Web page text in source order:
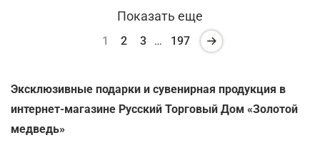
Показать еще
1 2 3 … 197
Эксклюзивные подарки и сувенирная продукция в
интернет-магазине Русский Торговый Дом «Золотой
медведь»